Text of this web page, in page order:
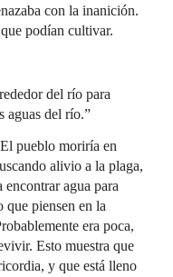
con la inanición.
podían cultivar.
del río para
aguas del río.”
pueblo moriría en
alivio a la plaga,
agua para
que piensen en la
era poca,
Esto muestra que
y que está lleno